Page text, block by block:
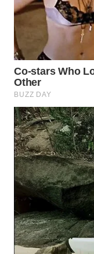
WN
PRIANGAN
TIMUR
WN
SEMARANG
WN
SOLO
WN
BOROBUDUR
WN
MADURA
WN
SURABAYA